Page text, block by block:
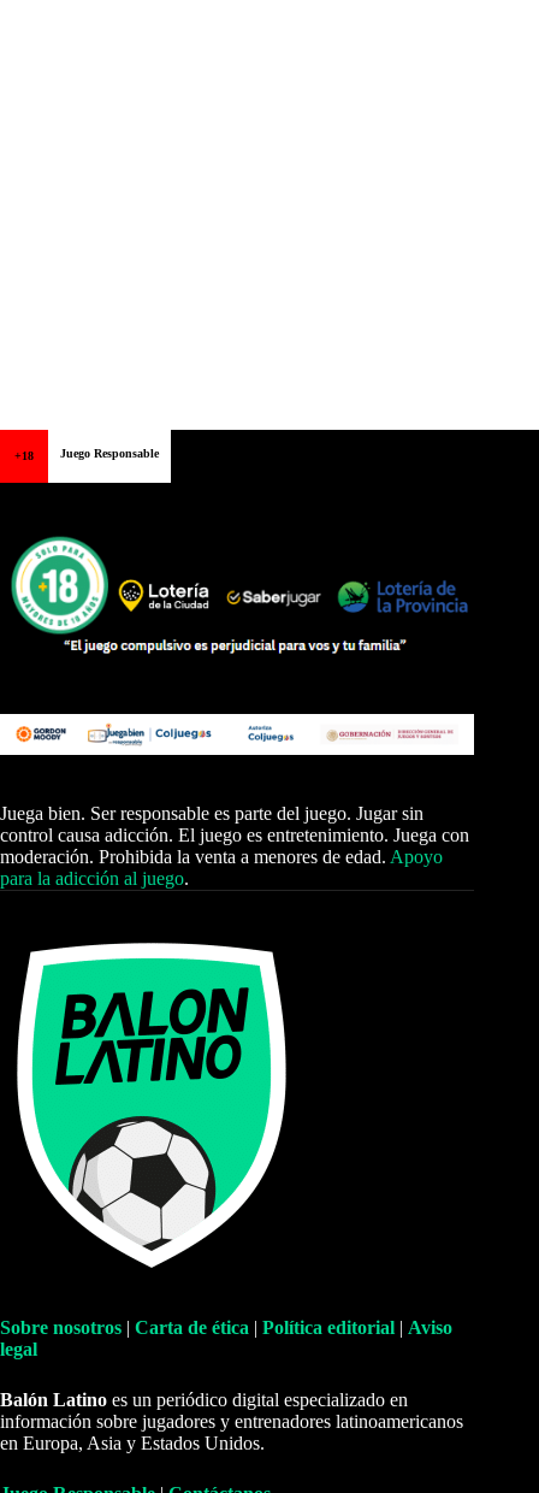
+18 Juego Responsable
Juega bien. Ser responsable es parte del juego. Jugar sin
control causa adicción. El juego es entretenimiento. Juega con
moderación. Prohibida la venta a menores de edad. Apoyo
para la adicción al juego.
Sobre nosotros | Carta de ética | Política editorial | Aviso
legal
Balón Latino es un periódico digital especializado en
información sobre jugadores y entrenadores latinoamericanos
en Europa, Asia y Estados Unidos.